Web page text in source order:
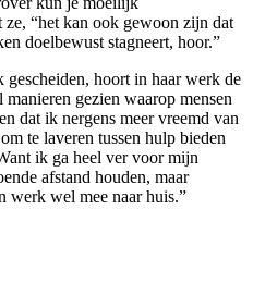
ze, “het kan ook gewoon zijn dat
doelbewust stagneert, hoor.”
hoort in haar werk de
gezien waarop mensen
dat ik nergens meer vreemd van
te laveren tussen hulp bieden
ik ga heel ver voor mijn
afstand houden, maar
werk wel mee naar huis.”